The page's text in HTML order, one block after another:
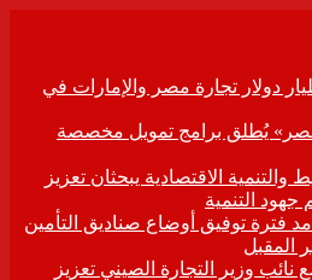
الاستثمار: 9.68 مليار دولار تجارة مصر والإمارات في
يُطلق برامج تمويل مخصصة
والتنمية الاقتصادية يبحثان تعزيز
جهود التنمية
مد فترة توفيق أوضاع صناديق التأمين
نائب وزير التجارة الصيني تعزيز